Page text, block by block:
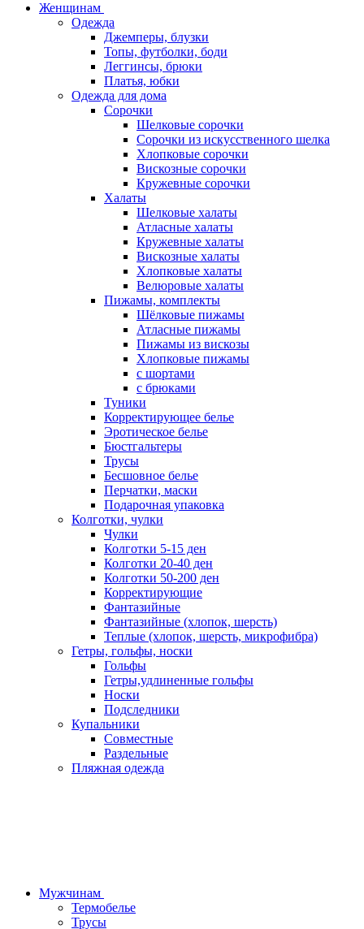
Женщинам
Одежда
Джемперы, блузки
Топы, футболки, боди
Леггинсы, брюки
Платья, юбки
Одежда для дома
Сорочки
Шелковые сорочки
Сорочки из искусственного шелка
Хлопковые сорочки
Вискозные сорочки
Кружевные сорочки
Халаты
Шелковые халаты
Атласные халаты
Кружевные халаты
Вискозные халаты
Хлопковые халаты
Велюровые халаты
Пижамы, комплекты
Шёлковые пижамы
Атласные пижамы
Пижамы из вискозы
Хлопковые пижамы
с шортами
с брюками
Туники
Корректирующее белье
Эротическое белье
Бюстгальтеры
Трусы
Бесшовное белье
Перчатки, маски
Подарочная упаковка
Колготки, чулки
Чулки
Колготки 5-15 ден
Колготки 20-40 ден
Колготки 50-200 ден
Корректирующие
Фантазийные
Фантазийные (хлопок, шерсть)
Теплые (хлопок, шерсть, микрофибра)
Гетры, гольфы, носки
Гольфы
Гетры,удлиненные гольфы
Носки
Подследники
Купальники
Совместные
Раздельные
Пляжная одежда
Мужчинам
Термобелье
Трусы